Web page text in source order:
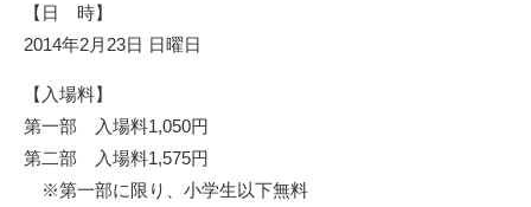
【日 時】
2014年2月23日 日曜日
【入場料】
第一部 入場料1,050円
第二部 入場料1,575円
※第一部に限り、小学生以下無料